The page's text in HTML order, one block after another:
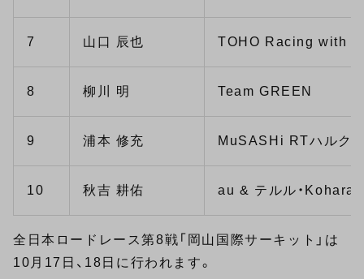
7 山口 辰也 TOHO Racing with
8 柳川 明 Team GREEN
9 浦本 修充 MuSASHi RTハルク・
10 秋吉 耕佑 au & テルル・Kohara
全日本ロードレース第8戦「岡山国際サーキット」は
10月17日、18日に行われます。